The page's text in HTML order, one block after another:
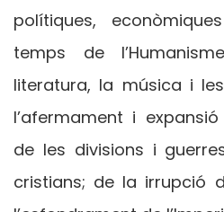
polítiques,
temps de
literatura, la música i
l’afermament i
de les divisions i
cristians; de la irrupció